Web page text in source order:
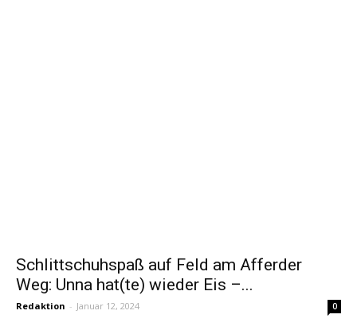
Schlittschuhspaß auf Feld am Afferder
Weg: Unna hat(te) wieder Eis –...
Redaktion - Januar 12, 2024 0